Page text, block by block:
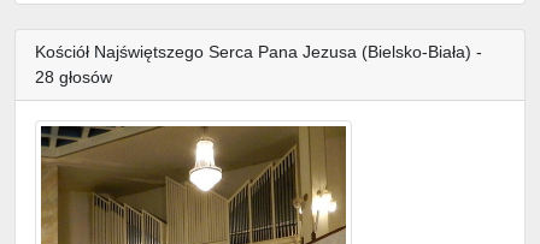
Kościół Najświętszego Serca Pana Jezusa (Bielsko-Biała) -
28 głosów